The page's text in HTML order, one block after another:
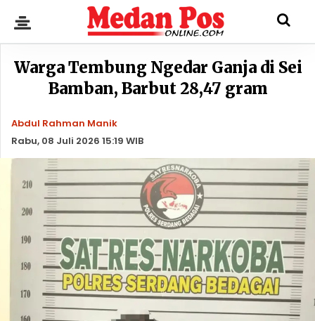
Warga Tembung Ngedar Ganja di Sei
Bamban, Barbut 28,47 gram
Abdul Rahman Manik
Rabu, 08 Juli 2026 15:19 WIB